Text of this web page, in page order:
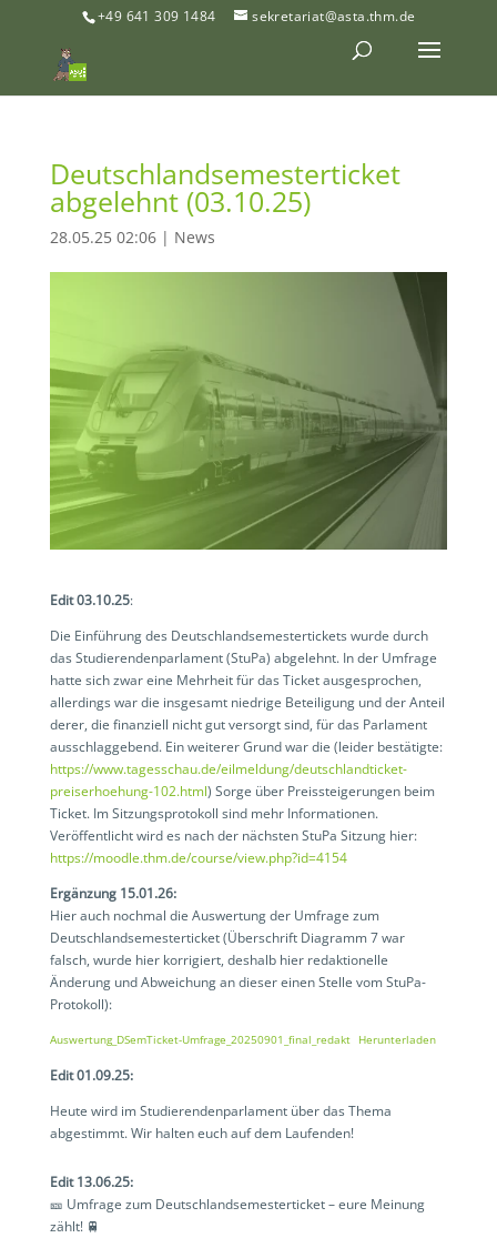
+49 641 309 1484 sekretariat@asta.thm.de
Deutschlandsemesterticket
abgelehnt (03.10.25)
28.05.25 02:06| News
Edit 03.10.25:
Die Einführung des Deutschlandsemestertickets wurde durch
das Studierendenparlament (StuPa) abgelehnt. In der Umfrage
hatte sich zwar eine Mehrheit für das Ticket ausgesprochen,
allerdings war die insgesamt niedrige Beteiligung und der Anteil
derer, die finanziell nicht gut versorgt sind, für das Parlament
ausschlaggebend. Ein weiterer Grund war die (leider bestätigte:
https://www.tagesschau.de/eilmeldung/deutschlandticket-
preiserhoehung-102.html) Sorge über Preissteigerungen beim
Ticket. Im Sitzungsprotokoll sind mehr Informationen.
Veröffentlicht wird es nach der nächsten StuPa Sitzung hier:
https://moodle.thm.de/course/view.php?id=4154
Ergänzung 15.01.26:
Hier auch nochmal die Auswertung der Umfrage zum
Deutschlandsemesterticket (Überschrift Diagramm 7 war
falsch, wurde hier korrigiert, deshalb hier redaktionelle
Änderung und Abweichung an dieser einen Stelle vom StuPa-
Protokoll):
Auswertung_DSemTicket-Umfrage_20250901_final_redakt Herunterladen
Edit 01.09.25:
Heute wird im Studierendenparlament über das Thema
abgestimmt. Wir halten euch auf dem Laufenden!
Edit 13.06.25:
🎫 Umfrage zum Deutschlandsemesterticket – eure Meinung
zählt! 🚆